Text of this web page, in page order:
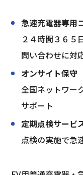
急速充電器専用
２４時間３６５
問い合わせに対
オンサイト保守
全国ネットワー
サポート
定期点検サービ
点検の実施で急